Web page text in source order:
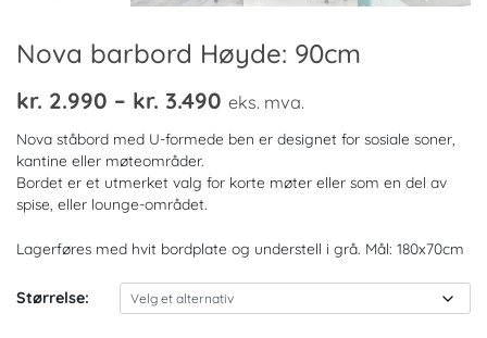
Nova barbord Høyde: 90cm
kr. 2.990 – kr. 3.490 Prisområde:
kr. 2.990
kr. 3.490
eks. mva.
Nova ståbord med U-formede ben er designet for sosiale soner,
kantine eller møteområder.
Bordet er et utmerket valg for korte møter eller som en del av
spise, eller lounge-området.
Lagerføres med hvit bordplate og understell i grå. Mål: 180x70cm
Størrelse: